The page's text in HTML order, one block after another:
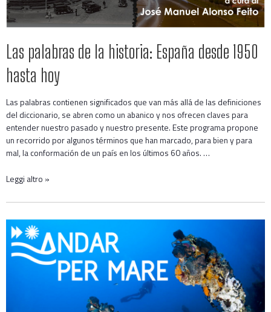
Las palabras de la historia: España desde 1950
hasta hoy
Las palabras contienen significados que van más allá de las definiciones
del diccionario, se abren como un abanico y nos ofrecen claves para
entender nuestro pasado y nuestro presente. Este programa propone
un recorrido por algunos términos que han marcado, para bien y para
mal, la conformación de un país en los últimos 60 años. …
Leggi altro »